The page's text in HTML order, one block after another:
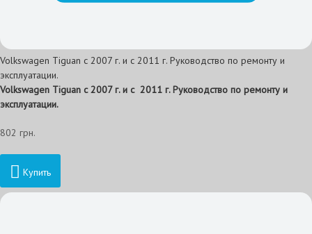
Volkswagen Tiguan с 2007 г. и с 2011 г. Руководство по ремонту и
эксплуатации.
Volkswagen Tiguan с 2007 г. и с 2011 г. Руководство по ремонту и
эксплуатации.
802 грн.
Купить